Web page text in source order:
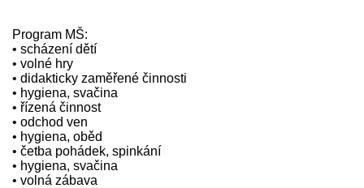
Program MŠ:
• scházení dětí
• volné hry
• didakticky zaměřené činnosti
• hygiena, svačina
• řízená činnost
• odchod ven
• hygiena, oběd
• četba pohádek, spinkání
• hygiena, svačina
• volná zábava